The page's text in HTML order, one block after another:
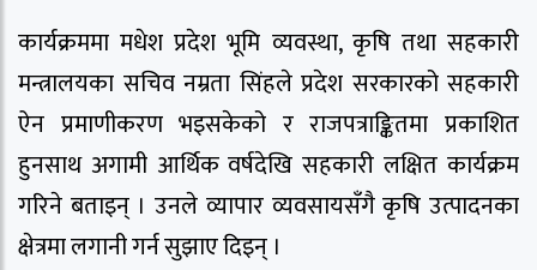
कार्यक्रममा मधेश प्रदेश भूमि व्यवस्था, कृषि तथा सहकारी
मन्त्रालयका सचिव नम्रता सिंहले प्रदेश सरकारको सहकारी
ऐन प्रमाणीकरण भइसकेको र राजपत्राङ्कितमा प्रकाशित
हुनसाथ अगामी आर्थिक वर्षदेखि सहकारी लक्षित कार्यक्रम
गरिने बताइन् । उनले व्यापार व्यवसायसँगै कृषि उत्पादनका
क्षेत्रमा लगानी गर्न सुझाए दिइन् ।